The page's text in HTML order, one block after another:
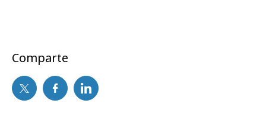
Comparte